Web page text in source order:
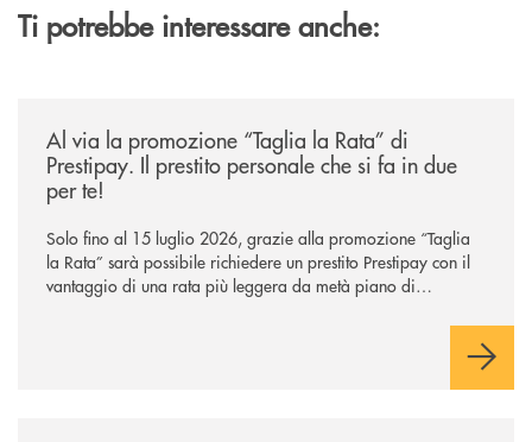
Ti potrebbe interessare anche:
Al via la promozione “Taglia la Rata” di
Prestipay. Il prestito personale che si fa in due
per te!
Solo fino al 15 luglio 2026, grazie alla promozione “Taglia
la Rata” sarà possibile richiedere un prestito Prestipay con il
vantaggio di una rata più leggera da metà piano di